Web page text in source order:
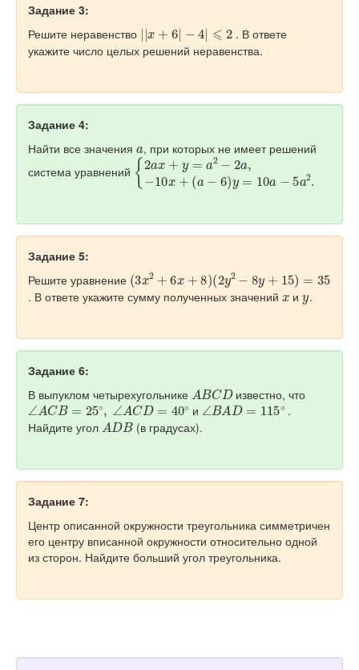
Задание 3:
Решите неравенство || 4
. В ответе
укажите число целых решений неравенства.
Задание 4:
Найти все значения
, при которых не имеет решений
система уравнений {2ax+ y= a 2− 2a,− 10x
(a−6) y= 10a −5a2 .
Задание 5:
Решите уравнение ( 2
( 2 = 35
. В ответе укажите сумму полученных значений x иy.
Задание 6:
В выпуклом четырехугольнике A BCD известно, что
∠ACB=25 ∘, ∠ACD=40∘ и ∠BAD=115∘ .
Найдите угол A DB (в градусах).
Задание 7:
Центр описанной окружности треугольника симметричен
его центру вписанной окружности относительно одной
из сторон. Найдите больший угол треугольника.